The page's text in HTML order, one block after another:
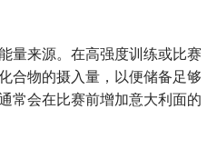
量来源。在高强度训练或比赛
合物的摄入量，以便储备足够
常会在比赛前增加意大利面的